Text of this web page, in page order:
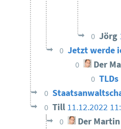
0 Jörg
0 Jetzt werde
0 Der
0 TLDs
0
0 Till 11.12.2022
0 Der Martin